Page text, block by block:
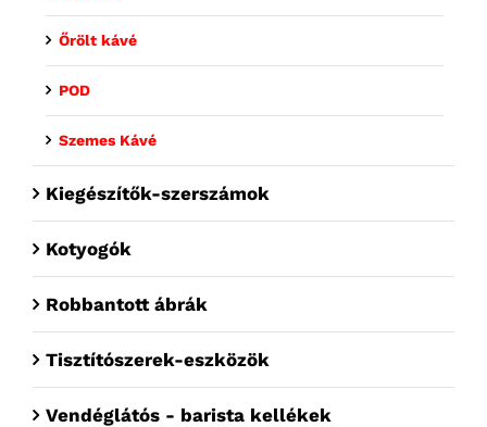
Őrölt kávé
POD
Szemes Kávé
Kiegészítők-szerszámok
Kotyogók
Robbantott ábrák
Tisztítószerek-eszközök
Vendéglátós - barista kellékek